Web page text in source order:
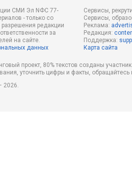
СМИ Эл NФС 77-
- только со
разрешения редакции
за
на сайте.
данных
Сервисы,
Сервисы,
Реклама:
Редакция:
Поддержка:
Карта сайта
проект, 80% текстов созданы
уточнить цифры и факты,
2026.